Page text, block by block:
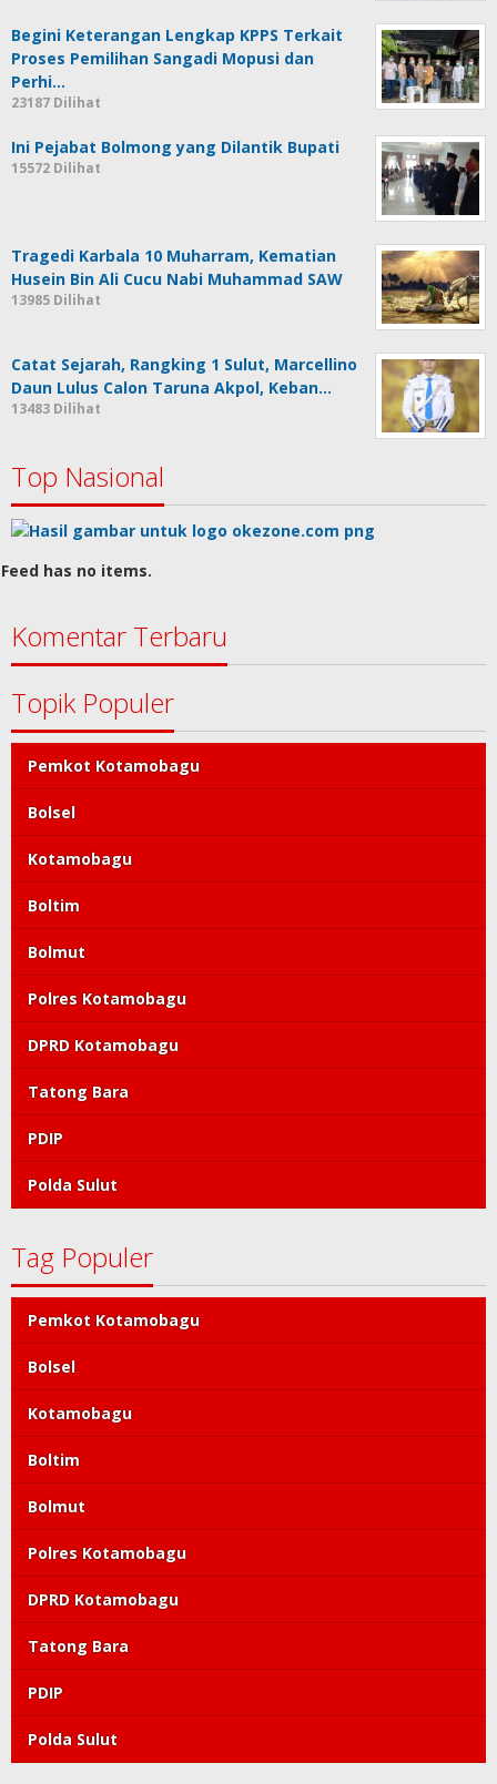
Begini Keterangan Lengkap KPPS Terkait
Proses Pemilihan Sangadi Mopusi dan
Perhi…
23187 Dilihat
Ini Pejabat Bolmong yang Dilantik Bupati
15572 Dilihat
Tragedi Karbala 10 Muharram, Kematian
Husein Bin Ali Cucu Nabi Muhammad SAW
13985 Dilihat
Catat Sejarah, Rangking 1 Sulut, Marcellino
Daun Lulus Calon Taruna Akpol, Keban…
13483 Dilihat
Top Nasional
Feed has no items.
Komentar Terbaru
Topik Populer
Pemkot Kotamobagu
Bolsel
Kotamobagu
Boltim
Bolmut
Polres Kotamobagu
DPRD Kotamobagu
Tatong Bara
PDIP
Polda Sulut
Tag Populer
Pemkot Kotamobagu
Bolsel
Kotamobagu
Boltim
Bolmut
Polres Kotamobagu
DPRD Kotamobagu
Tatong Bara
PDIP
Polda Sulut